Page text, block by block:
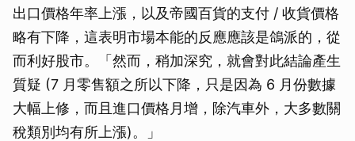
出口價格年率上漲，以及帝國百貨的支付 / 收貨價格
略有下降，這表明市場本能的反應應該是鴿派的，從
而利好股市。「然而，稍加深究，就會對此結論產生
質疑 (7 月零售額之所以下降，只是因為 6 月份數據
大幅上修，而且進口價格月增，除汽車外，大多數關
稅類別均有所上漲)。」